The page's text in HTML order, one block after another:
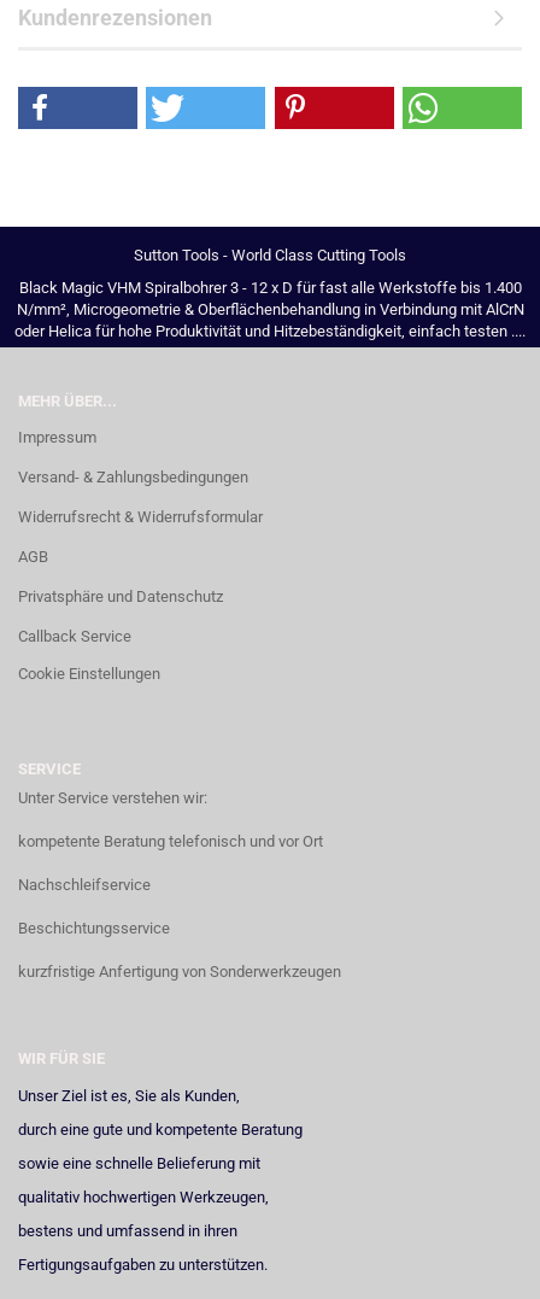
Kundenrezensionen
Sutton Tools - World Class Cutting Tools
Black Magic VHM Spiralbohrer 3 - 12 x D für fast alle Werkstoffe bis 1.400
N/mm², Microgeometrie & Oberflächenbehandlung in Verbindung mit AlCrN
oder Helica für hohe Produktivität und Hitzebeständigkeit, einfach testen ....
MEHR ÜBER...
Impressum
Versand- & Zahlungsbedingungen
Widerrufsrecht & Widerrufsformular
AGB
Privatsphäre und Datenschutz
Callback Service
Cookie Einstellungen
SERVICE
Unter Service verstehen wir:
kompetente Beratung telefonisch und vor Ort
Nachschleifservice
Beschichtungsservice
kurzfristige Anfertigung von Sonderwerkzeugen
WIR FÜR SIE
Unser Ziel ist es, Sie als Kunden,
durch eine gute und kompetente Beratung
sowie eine schnelle Belieferung mit
qualitativ hochwertigen Werkzeugen,
bestens und umfassend in ihren
Fertigungsaufgaben zu unterstützen.